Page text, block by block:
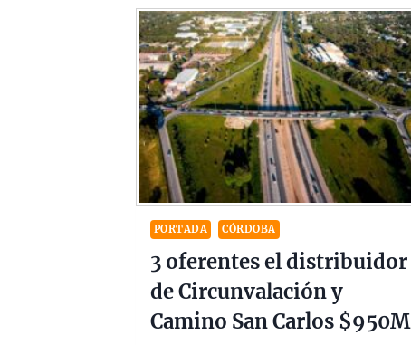
PORTADA CÓRDOBA
3 oferentes el distribuidor
de Circunvalación y
Camino San Carlos $950M